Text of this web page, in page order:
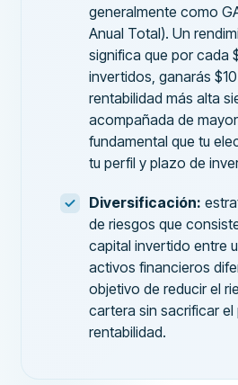
generalmente como
Anual Total). Un
significa que por cada
invertidos, ganarás
rentabilidad más alta
acompañada de
fundamental que tu
tu perfil y plazo de
Diversificación:
de riesgos que
capital invertido entre
activos financieros
objetivo de reducir el
cartera sin sacrificar
rentabilidad.